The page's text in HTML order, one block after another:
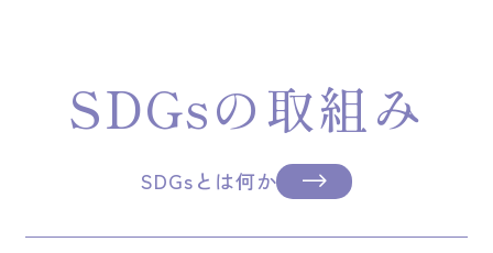
SDGsの取組み
SDGsとは何か